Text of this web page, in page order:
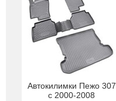
Автокилимки Пежо 307
с 2000-2008